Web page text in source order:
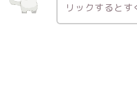
リックすると